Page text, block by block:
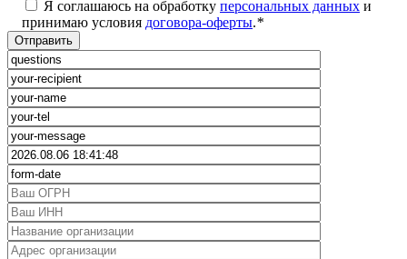
Я соглашаюсь на обработку персональных данных и
принимаю условия договора-оферты.*